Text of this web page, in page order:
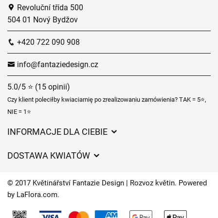
Revoluční třída 500
504 01 Nový Bydžov
+420 722 090 908
info@fantaziedesign.cz
5.0/5 ⭐ (15 opinii)
Czy klient poleciłby kwiaciarnię po zrealizowaniu zamówienia? TAK = 5⭐,
NIE = 1⭐
INFORMACJE DLA CIEBIE
Czasy dostawy kwiatów – przegląd możliwości
DOSTAWA KWIATÓW
Gdzie dostarczamy kwiaty
© 2017 Květinářství Fantazie Design | Rozvoz květin. Powered
by LaFlora.com.